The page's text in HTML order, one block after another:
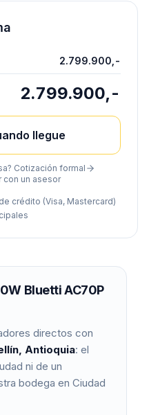
2.799.900,-
2.799.900,-
llegue
Cotización formal
con un asesor
crédito (Visa, Mastercard)
Bluetti AC70P
directos con
Antioquia: el
ni de un
bodega en Ciudad